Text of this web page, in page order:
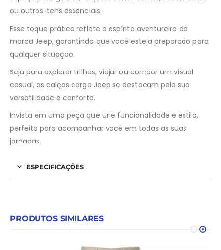
ou outros itens essenciais.
Esse toque prático reflete o espírito aventureiro da
marca Jeep, garantindo que você esteja preparado para
qualquer situação.
Seja para explorar trilhas, viajar ou compor um visual
casual, as calças cargo Jeep se destacam pela sua
versatilidade e conforto.
Invista em uma peça que une funcionalidade e estilo,
perfeita para acompanhar você em todas as suas
jornadas.
ESPECIFICAÇÕES
PRODUTOS SIMILARES